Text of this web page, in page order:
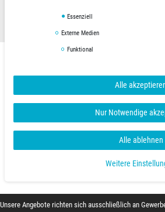
Copyright © 2019 Hygienical. Alle
Essenziell
Externe Medien
Funktional
Alle
Nur Notwendige
Alle ablehnen
Weitere
Unsere Angebote richten sich ausschließlich an